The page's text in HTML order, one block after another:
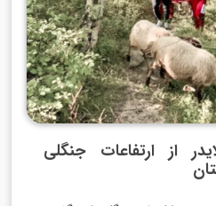
از ارتفاعات جنگلی